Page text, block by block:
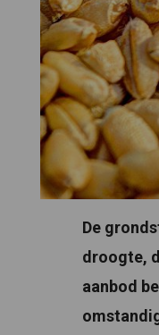
De
droogte,
aanbod